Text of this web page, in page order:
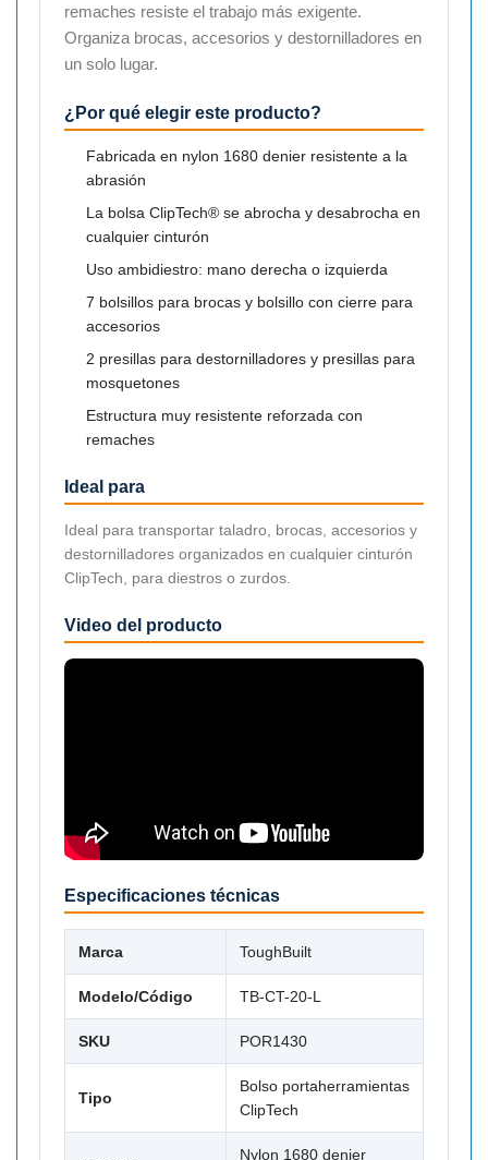
remaches resiste el trabajo más exigente.
Organiza brocas, accesorios y destornilladores en
un solo lugar.
¿Por qué elegir este producto?
Fabricada en nylon 1680 denier resistente a la
abrasión
La bolsa ClipTech® se abrocha y desabrocha en
cualquier cinturón
Uso ambidiestro: mano derecha o izquierda
7 bolsillos para brocas y bolsillo con cierre para
accesorios
2 presillas para destornilladores y presillas para
mosquetones
Estructura muy resistente reforzada con
remaches
Ideal para
Ideal para transportar taladro, brocas, accesorios y
destornilladores organizados en cualquier cinturón
ClipTech, para diestros o zurdos.
Video del producto
Especificaciones técnicas
Marca ToughBuilt
Modelo/Código TB-CT-20-L
SKU POR1430
Tipo
Bolso portaherramientas
ClipTech
Nylon 1680 denier